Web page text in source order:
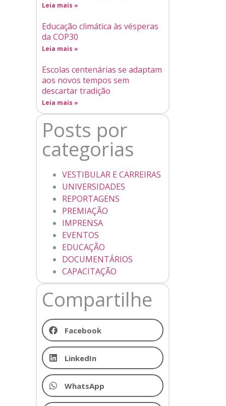
Leia mais »
Educação climática às vésperas
da COP30
Leia mais »
Escolas centenárias se adaptam
aos novos tempos sem
descartar tradição
Leia mais »
Posts por
categorias
VESTIBULAR E CARREIRAS
UNIVERSIDADES
REPORTAGENS
PREMIAÇÃO
IMPRENSA
EVENTOS
EDUCAÇÃO
DOCUMENTÁRIOS
CAPACITAÇÃO
Compartilhe
Facebook
LinkedIn
WhatsApp